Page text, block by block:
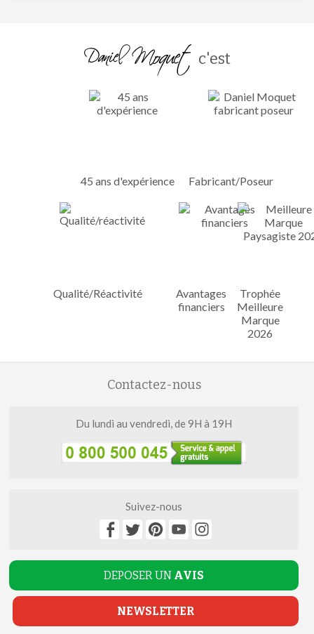
c'est
45 ans d'expérience Fabricant/Poseur
Qualité/Réactivité
Avantages
financiers
Trophée
Meilleure
Marque
2026
Contactez-nous
Du lundi au vendredi, de 9H à 19H
Suivez-nous
DEPOSER UN AVIS
NEWSLETTER